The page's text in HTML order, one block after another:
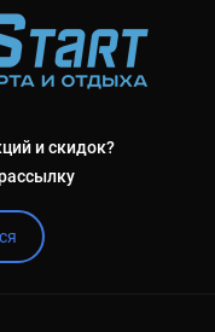
и скидок?